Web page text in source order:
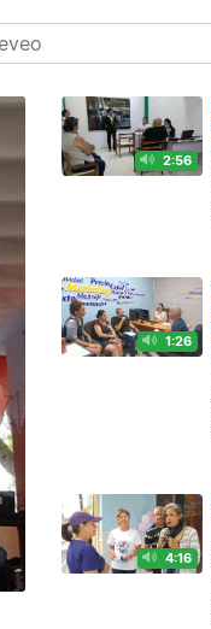
2:56
1:26
4:16